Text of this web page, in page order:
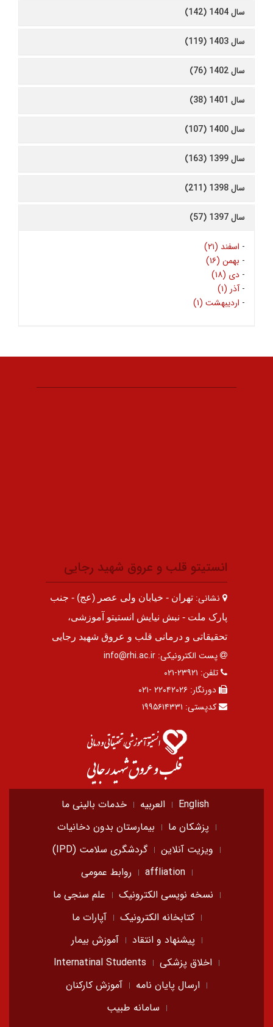
سال 1404 (142)
سال 1403 (119)
سال 1402 (76)
سال 1401 (38)
سال 1400 (107)
سال 1399 (163)
سال 1398 (211)
سال 1397 (57)
- اسفند (۲۱)
- بهمن (۱۶)
- دی (۱۸)
-آذر (۱)
- اردیبهشت (۱)
انستیتو قلب و عروق شهید رجایی
نشانی: تهران - خیابان ولی عصر (عج) - جنب
پارک ملت - نبش نیایش انستیتو آموزشی،
تحقیقاتی و درمانی قلب و عروق شهید رجایی
پست الکترونیکی: info@rhi.ac.ir
تلفن: ۲۳۹۲۱-۰۲۱
دورنگار: ۲۲۰۴۲۰۲۶ -۰۲۱
کدپستی: ۱۹۹۵۶۱۴۳۳۱
English العربیه
خدمات بالینی ما
پزشکان ما
بیمارستان بدون دخانیات
ویزیت آنلاین
گردشگری سلامت (IPD)
affliation
روابط عمومی
نسخه نویسی الکترونیک
علم سنجی ما
کتابخانه الکترونیک
آپارات ما
پیشنهاد و انتقاد
آموزش بیمار
اخلاق پزشکی
Internatinal Students
ارسال پایان نامه
آموزش کارکنان
سامانه طبیب